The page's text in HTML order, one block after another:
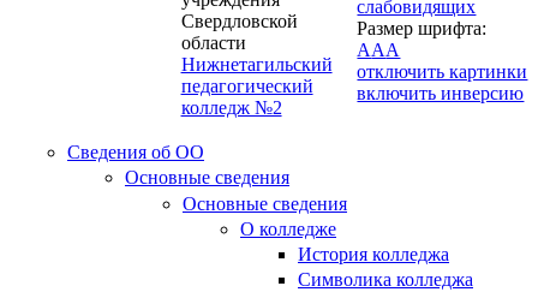
слабовидящих
Размер шрифта:
AAA
отключить картинки
включить инверсию
Свердловской
области
Нижнетагильский
педагогический
колледж №2
Сведения об ОО
Основные сведения
Основные сведения
О колледже
История колледжа
Символика колледжа